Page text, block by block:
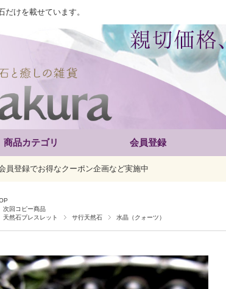
けを載せています。
商品カテゴリ 会員登録
員登録でお得なクーポン企画など実施中
次回コピー商品
天然石ブレスレット
サ行天然石 水晶（クォーツ）